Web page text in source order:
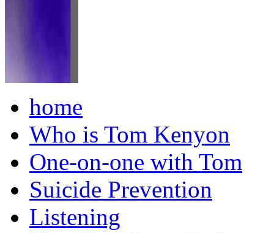
home
Who is Tom Kenyon
One-on-one with Tom
Suicide Prevention
Listening